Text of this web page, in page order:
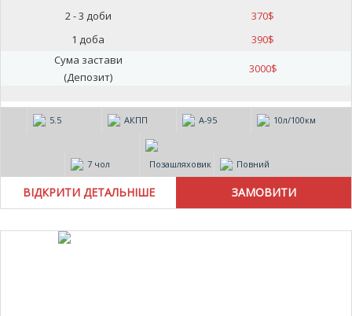
2 - 3 доби
370$
1 доба
390$
Сума застави
(Депозит)
3000$
5.5 АКПП А-95 10л/100км
7 чол Позашляховик Повний
ВІДКРИТИ ДЕТАЛЬНІШЕ